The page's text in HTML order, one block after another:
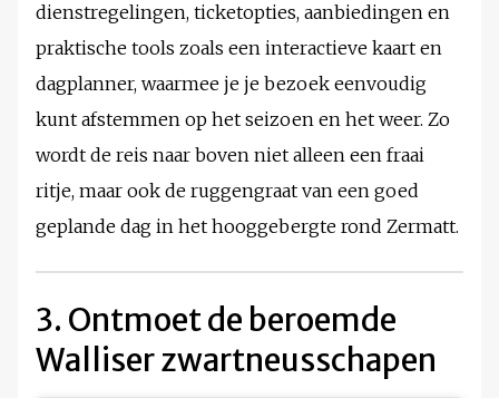
dienstregelingen, ticketopties, aanbiedingen en
praktische tools zoals een interactieve kaart en
dagplanner, waarmee je je bezoek eenvoudig
kunt afstemmen op het seizoen en het weer. Zo
wordt de reis naar boven niet alleen een fraai
ritje, maar ook de ruggengraat van een goed
geplande dag in het hooggebergte rond Zermatt.
3. Ontmoet de beroemde
Walliser zwartneusschapen